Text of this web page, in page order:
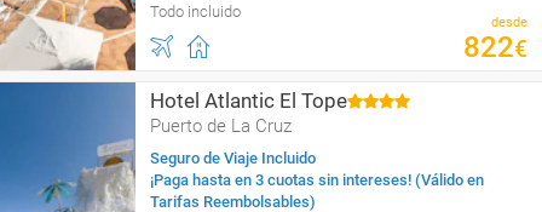
Todo incluido
desde
822€
Hotel Atlantic El Tope
Puerto de La Cruz
Seguro de Viaje Incluido
¡Paga hasta en 3 cuotas sin intereses! (Válido en
Tarifas Reembolsables)